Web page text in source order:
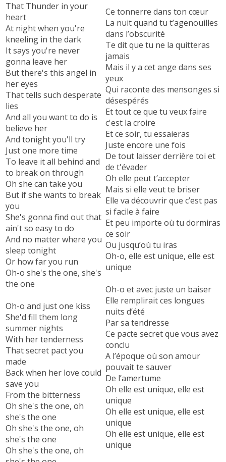
That Thunder in your
heart
At night when you're
kneeling in the dark
It says you're never
gonna leave her
But there's this angel in
her eyes
That tells such desperate
lies
And all you want to do is
believe her
And tonight you'll try
Just one more time
To leave it all behind and
to break on through
Oh she can take you
But if she wants to break
you
She's gonna find out that
ain't so easy to do
And no matter where you
sleep tonight
Or how far you run
Oh-o she's the one, she's
the one
Oh-o and just one kiss
She'd fill them long
summer nights
With her tenderness
That secret pact you
made
Back when her love could
save you
From the bitterness
Oh she's the one, oh
she's the one
Oh she's the one, oh
she's the one
Oh she's the one, oh
Ce tonnerre dans ton cœur
La nuit quand tu t’agenouilles
dans l’obscurité
Te dit que tu ne la quitteras
jamais
Mais il y a cet ange dans ses
yeux
Qui raconte des mensonges si
désespérés
Et tout ce que tu veux faire
c'est la croire
Et ce soir, tu essaieras
Juste encore une fois
De tout laisser derrière toi et
de t'évader
Oh elle peut t’accepter
Mais si elle veut te briser
Elle va découvrir que c’est pas
si facile à faire
Et peu importe où tu dormiras
ce soir
Ou jusqu’où tu iras
Oh-o, elle est unique, elle est
unique
Oh-o et avec juste un baiser
Elle remplirait ces longues
nuits d’été
Par sa tendresse
Ce pacte secret que vous avez
conclu
A l’époque où son amour
pouvait te sauver
De l’amertume
Oh elle est unique, elle est
unique
Oh elle est unique, elle est
unique
Oh elle est unique, elle est
unique